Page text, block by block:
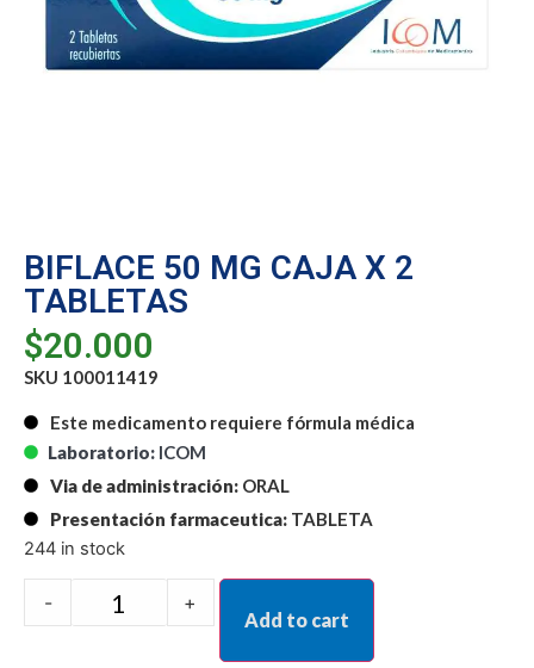
BIFLACE 50 MG CAJA X 2
TABLETAS
$20.000
SKU 100011419
Este medicamento requiere fórmula médica
Laboratorio: ICOM
Via de administración: ORAL
Presentación farmaceutica: TABLETA
244 in stock
- +
Add to cart